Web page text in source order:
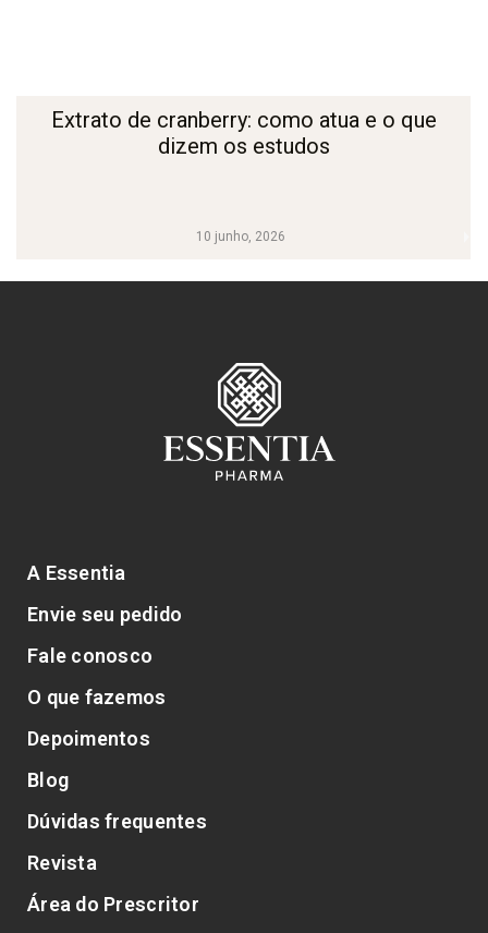
10 junho, 2026
Extrato de cranberry: como atua e o que
dizem os estudos
A Essentia
Envie seu pedido
Fale conosco
O que fazemos
Depoimentos
Blog
Dúvidas frequentes
Revista
Área do Prescritor